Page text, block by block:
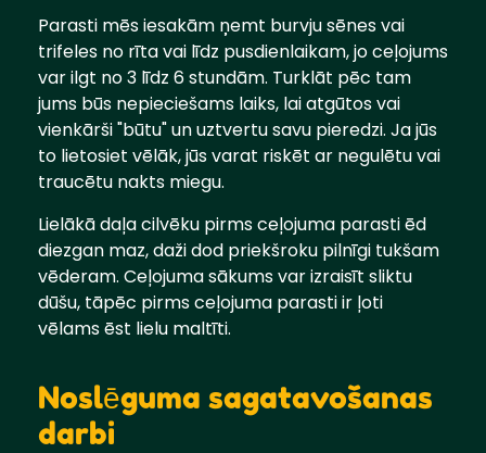
Parasti mēs iesakām ņemt burvju sēnes vai
trifeles no rīta vai līdz pusdienlaikam, jo ceļojums
var ilgt no 3 līdz 6 stundām. Turklāt pēc tam
jums būs nepieciešams laiks, lai atgūtos vai
vienkārši "būtu" un uztvertu savu pieredzi. Ja jūs
to lietosiet vēlāk, jūs varat riskēt ar negulētu vai
traucētu nakts miegu.
Lielākā daļa cilvēku pirms ceļojuma parasti ēd
diezgan maz, daži dod priekšroku pilnīgi tukšam
vēderam. Ceļojuma sākums var izraisīt sliktu
dūšu, tāpēc pirms ceļojuma parasti ir ļoti
vēlams ēst lielu maltīti.
Noslēguma sagatavošanas
darbi